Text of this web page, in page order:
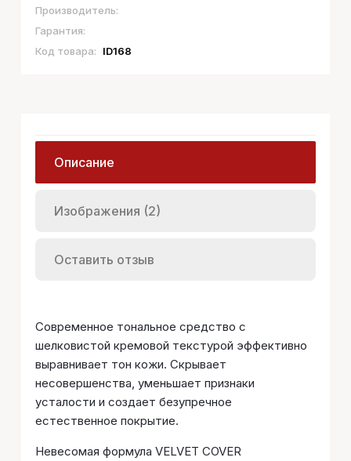
и создает безупречное естественное покрытие.
Невесомая формула VELVET COVER FOUNDATION
Производитель:
Гарантия:
Код товара:
ID168
Описание
Изображения (2)
Оставить отзыв
Современное тональное средство с
шелковистой кремовой текстурой эффективно
выравнивает тон кожи. Скрывает
несовершенства, уменьшает признаки
усталости и создает безупречное
естественное покрытие.
Невесомая формула VELVET COVER